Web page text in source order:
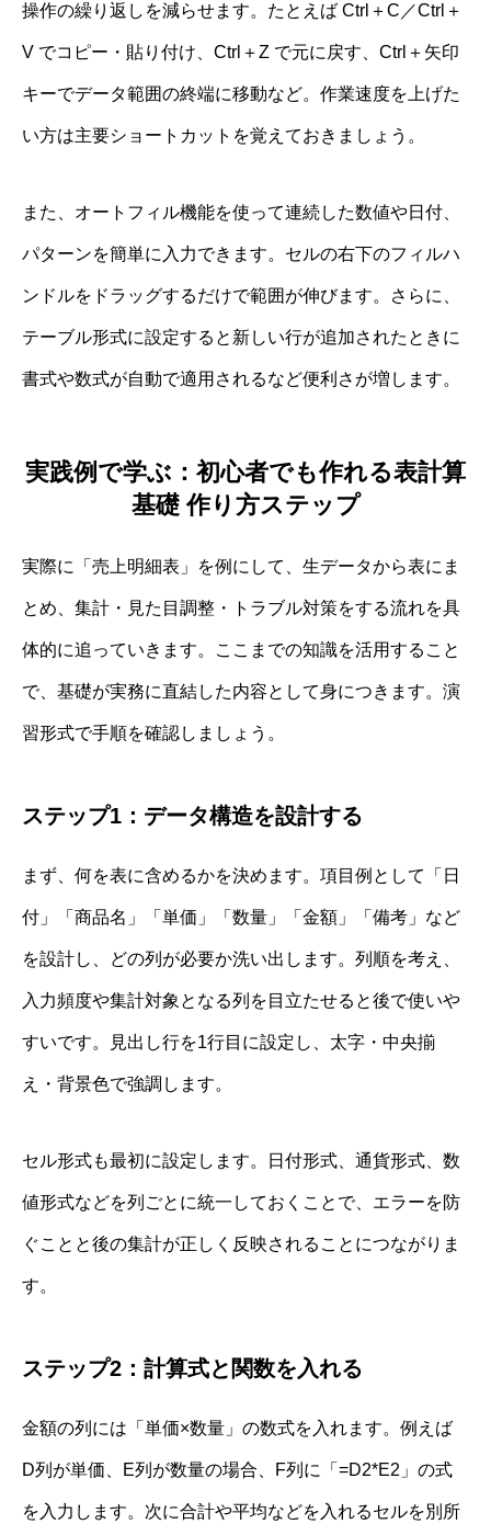
操作の繰り返しを減らせます。たとえば Ctrl＋C／Ctrl＋
V でコピー・貼り付け、Ctrl＋Z で元に戻す、Ctrl＋矢印
キーでデータ範囲の終端に移動など。作業速度を上げた
い方は主要ショートカットを覚えておきましょう。
また、オートフィル機能を使って連続した数値や日付、
パターンを簡単に入力できます。セルの右下のフィルハ
ンドルをドラッグするだけで範囲が伸びます。さらに、
テーブル形式に設定すると新しい行が追加されたときに
書式や数式が自動で適用されるなど便利さが増します。
実践例で学ぶ：初心者でも作れる表計算
基礎 作り方ステップ
実際に「売上明細表」を例にして、生データから表にま
とめ、集計・見た目調整・トラブル対策をする流れを具
体的に追っていきます。ここまでの知識を活用すること
で、基礎が実務に直結した内容として身につきます。演
習形式で手順を確認しましょう。
ステップ1：データ構造を設計する
まず、何を表に含めるかを決めます。項目例として「日
付」「商品名」「単価」「数量」「金額」「備考」など
を設計し、どの列が必要か洗い出します。列順を考え、
入力頻度や集計対象となる列を目立たせると後で使いや
すいです。見出し行を1行目に設定し、太字・中央揃
え・背景色で強調します。
セル形式も最初に設定します。日付形式、通貨形式、数
値形式などを列ごとに統一しておくことで、エラーを防
ぐことと後の集計が正しく反映されることにつながりま
す。
ステップ2：計算式と関数を入れる
金額の列には「単価×数量」の数式を入れます。例えば
D列が単価、E列が数量の場合、F列に「=D2*E2」の式
を入力します。次に合計や平均などを入れるセルを別所